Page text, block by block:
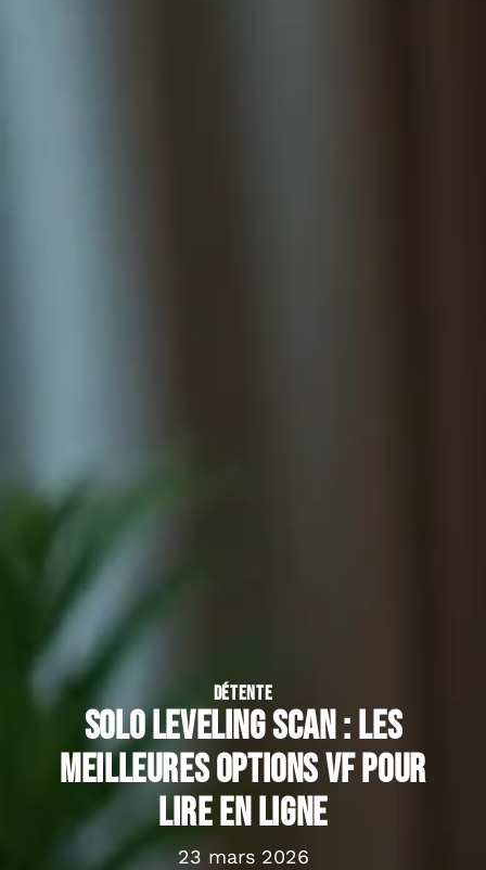
DÉTENTE
Solo Leveling scan : les
meilleures options VF pour
lire en ligne
23 mars 2026